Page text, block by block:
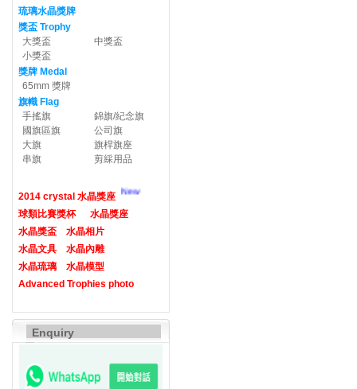
琉璃水晶獎牌
獎盃 Trophy
大獎盃
中獎盃
小獎盃
獎牌 Medal
65mm 獎牌
旗幟 Flag
手搖旗
錦旗/紀念旗
國旗區旗
公司旗
大旗
旗桿旗座
串旗
剪綵用品
2014 crystal 水晶獎座 New
球類比賽獎杯
水晶獎座
水晶獎盃
水晶相片
水晶文具
水晶內雕
水晶琉璃
水晶模型
Advanced Trophies photo
Enquiry